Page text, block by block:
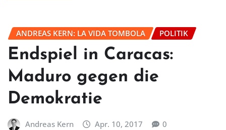
ANDREAS KERN: LA VIDA TOMBOLA POLITIK
Endspiel in Caracas:
Maduro gegen die
Demokratie
Andreas Kern Apr. 10, 2017 0